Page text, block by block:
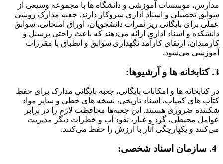
مدارس، موسسات آموزشی و دانشگاه ها با مجموعه وسیعی از
سوابق تحصیلی و اسناد اداری سروکار دارند. جعبه‌ مدارک روشی
عملی برای بایگانی ریز نمرات دانشجویان، اوراق امتحانی، سوابق
دانشکده و اسناد اداری ارائه می‌دهند که باعث راحتی پرسنل و
کارمندان، ارتقای کارآمد نگهداری سوابق و انطباق با مقررات
آموزشی می‌شود.
3. کتابخانه ها و آرشیوها:
در کتابخانه ها و امکانات بایگانی، جعبه بایگانی مدارک برای حفظ
کتاب های کمیاب، اسناد تاریخی، نسخه های خطی و سایر مواد
شکننده ضروری هستند. این جعبه‌ها محافظت لازم را در برابر
عوامل محیطی، گرد و غبار، نقوذ آب و خطرات دیگر مدیریت
می‌کنند و یکپارچگی آثار با ارزش را حفظ می‌کنند.